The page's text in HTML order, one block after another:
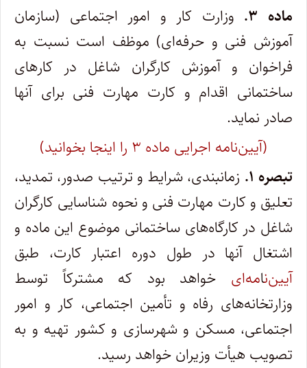
ماده ۳.
وزارت کار و امور اجتماعی (سازمان
آموزش فنی و حرفه‌ای‌) موظف است نسبت به
فراخوان و آموزش کارگران شاغل در کارهای
ساختمانی اقدام و کارت مهارت فنی برای آنها
صادر نماید.
(آیین‌نامه اجرایی ماده ۳ را اینجا بخوانید)
تبصره ۱.
زمانبندی‌، شرایط و ترتیب صدور، تمدید،
تعلیق و کارت مهارت فنی و نحوه شناسایی کارگران
شاغل در کارگاه‌های ساختمانی موضوع این ماده و
اشتغال آنها در طول دوره اعتبار کارت‌، طبق
آیین‌نامه‌ای خواهد بود که مشترکاً توسط
وزارتخانه‌های رفاه و تأمین اجتماعی‌، کار و امور
اجتماعی‌، مسکن و شهرسازی و کشور تهیه و به
تصویب هیأت وزیران خواهد رسید.